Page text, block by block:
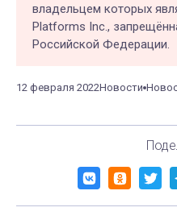
владельцем которых
Platforms Inc.,
Российской Федерации.
12 февраля 2022Новости